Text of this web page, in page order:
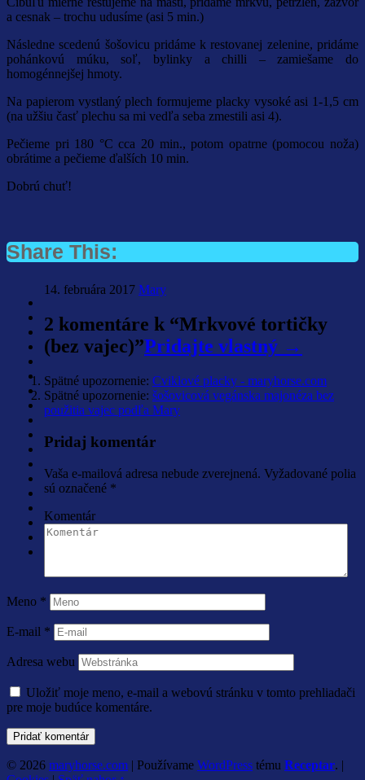
a cesnak – trochu udusíme (asi 5 min.)
Následne scedenú šošovicu pridáme k restovanej zelenine, pridáme
pohánkovú múku, soľ, bylinky a chilli – zamiešame do
homogénnejšej hmoty.
Na papierom vystlaný plech formujeme placky vysoké asi 1-1,5 cm
(na užšiu časť plechu sa mi vedľa seba zmestili asi 4).
Pečieme pri 180 °C cca 20 min., potom opatrne (pomocou noža)
obrátime a pečieme ďalších 10 min.
Dobrú chuť!
Share This:
14. februára 2017 Mary
2 komentáre k “Mrkvové tortičky
(bez vajec)”Pridajte vlastný →
Spätné upozornenie: Cviklové placky - maryhorse.com
Spätné upozornenie: šošovicová vegánska majonéza bez
použitia vajec podľa Mary
Pridaj komentár
Vaša e-mailová adresa nebude zverejnená. Vyžadované polia
sú označené *
Komentár
Meno *
E-mail *
Adresa webu
Uložiť moje meno, e-mail a webovú stránku v tomto prehliadači
pre moje budúce komentáre.
© 2026 maryhorse.com | Používame WordPress tému Receptar. |